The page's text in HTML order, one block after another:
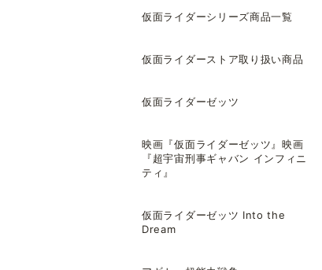
仮面ライダーシリーズ商品一覧
仮面ライダーストア取り扱い商品
仮面ライダーゼッツ
映画『仮面ライダーゼッツ』映画
『超宇宙刑事ギャバン インフィニ
ティ』
仮面ライダーゼッツ Into the
Dream